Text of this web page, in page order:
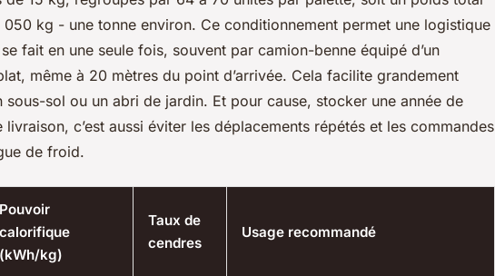
kg - une tonne environ. Ce conditionnement permet une logistique
fait en une seule fois, souvent par camion-benne équipé d’un
même à 20 mètres du point d’arrivée. Cela facilite grandement
sous-sol ou un abri de jardin. Et pour cause, stocker une année de
livraison, c’est aussi éviter les déplacements répétés et les commandes
de froid.
Pouvoir
calorifique
(kWh/kg)
Taux de
cendres
Usage recommandé